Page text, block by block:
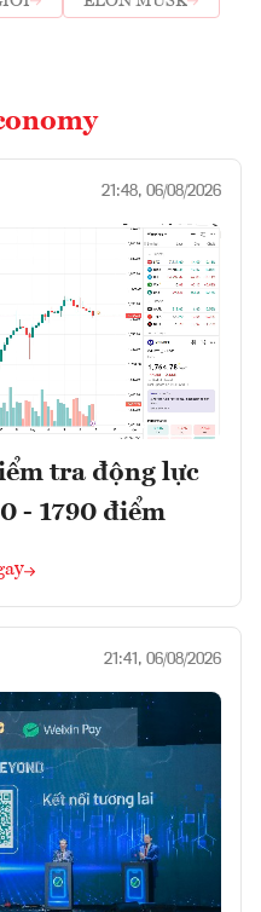
21:48, 06/08/2026
tra động lực
- 1790 điểm
21:41, 06/08/2026